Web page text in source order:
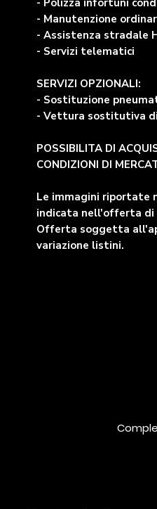
- Polizza infortuni
- Manutenzione
- Assistenza stradale
- Servizi telematici
SERVIZI OPZIONALI:
- Sostituzione
- Vettura sostitutiva
POSSIBILITA DI
CONDIZIONI DI
Le immagini riportate
indicata nell'offerta di
Offerta soggetta
variazione listini.